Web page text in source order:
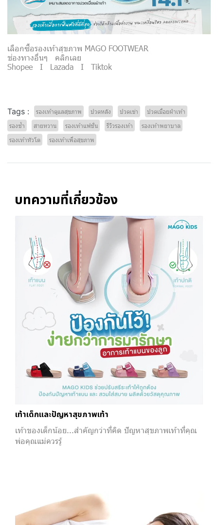
เลือกซื้อรองเท้าสุขภาพ MAGO FOOTWEAR
ช่องทางอื่นๆ คลิกเลย
Shopee I Lazada I Tiktok
Tags : รองเท้าดูแลสุขภาพ ปวดหลัง ปวดเข่า
ปวดเมื่อยฝ่าเท้า
รองช้ำ
สายหวาน รองเท้าแฟชั่น รีวิวรองเท้า
รองเท้าพยาบาล
รองเท้าหัวโต
รองเท้าเพื่อสุขภาพ
บทความที่เกี่ยวข้อง
เท้าเด็กและปัญหาสุขภาพเท้า
เท้าของเด็กน้อย...สำคัญกว่าที่คิด ปัญหาสุขภาพเท้าที่คุณ
พ่อคุณแม่ควรรู้